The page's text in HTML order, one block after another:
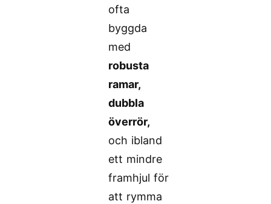
ofta
byggda
med
robusta
ramar,
dubbla
överrör,
och ibland
ett mindre
framhjul för
att rymma